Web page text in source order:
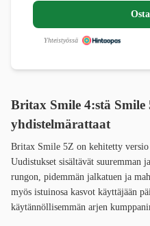
Yhteistyössä
Britax Smile 4:stä
yhdistelmärattaat
Britax Smile 5Z on kehitetty versio
Uudistukset sisältävät suuremman
rungon, pidemmän jalkatuen ja
myös istuinosa kasvot käyttäjään
käytännöllisemmän arjen